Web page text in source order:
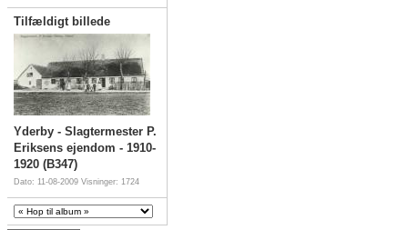
Tilfældigt billede
Yderby - Slagtermester P.
Eriksens ejendom - 1910-
1920 (B347)
Dato: 11-08-2009 Visninger: 1724